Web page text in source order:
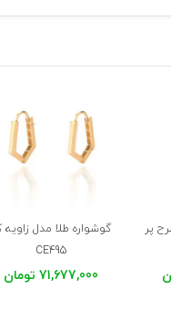
پر
گوشواره طلا مدل زاویه
CE495
71,677,000 تومان